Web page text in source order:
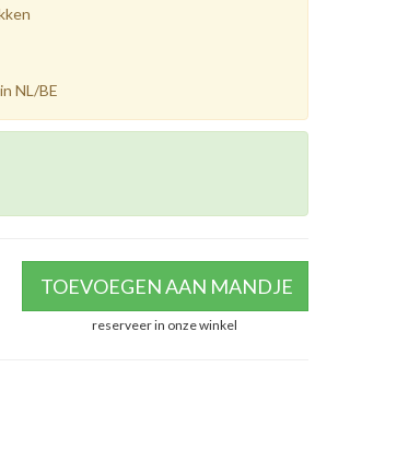
NL/BE
TOEVOEGEN AAN MANDJE
reserveer in onze winkel